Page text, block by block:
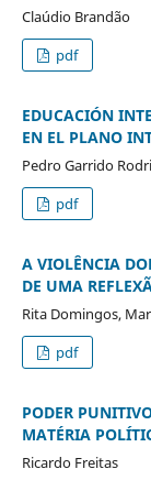
Claúdio Brandão
pdf
EDUCACIÓN
EN EL PLANO
Pedro Garrido
pdf
A VIOLÊNCIA
DE UMA
Rita Domingos,
pdf
PODER
MATÉRIA
Ricardo Freitas